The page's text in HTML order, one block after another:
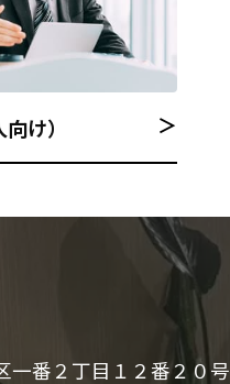
け） ＞
一番２丁目１２番２０号